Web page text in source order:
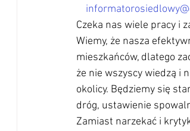
Czeka nas wiele pracy i
Wiemy, że nasza
mieszkańców, dlatego
że nie wszyscy wiedzą i
okolicy. Będziemy się
dróg, ustawienie
Zamiast narzekać i